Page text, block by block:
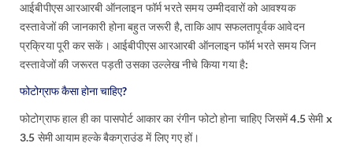
आईबीपीएस आरआरबी ऑनलाइन फॉर्म भरते समय उम्मीदवारों को आवश्यक
दस्तावेजों की जानकारी होना बहुत जरूरी है, ताकि आप सफलतापूर्वक आवेदन
प्रक्रिया पूरी कर सकें। आईबीपीएस आरआरबी ऑनलाइन फॉर्म भरते समय जिन
दस्तावेजों की जरूरत पड़ती उसका उल्लेख नीचे किया गया है:
फोटोग्राफ कैसा होना चाहिए?
फोटोग्राफ हाल ही का पासपोर्ट आकार का रंगीन फोटो होना चाहिए जिसमें 4.5 सेमी x
3.5 सेमी आयाम हल्के बैकग्राउंड में लिए गए हों।